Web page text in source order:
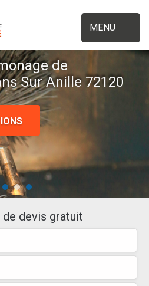
MENU
de
Sur Anille 72120
de devis gratuit